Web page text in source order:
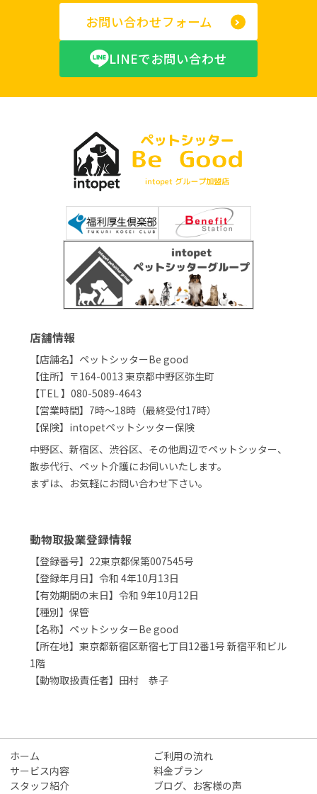
お問い合わせフォーム
LINEでお問い合わせ
店舗情報
【店舗名】ペットシッターBe good
【住所】〒164-0013 東京都中野区弥生町
【TEL 】080-5089-4643
【営業時間】7時〜18時（最終受付17時）
【保険】intopetペットシッター保険
中野区、新宿区、渋谷区、その他周辺でペットシッター、
散歩代行、ペット介護にお伺いいたします。
まずは、お気軽にお問い合わせ下さい。
動物取扱業登録情報
【登録番号】22東京都保第007545号
【登録年月日】令和 4年10月13日
【有効期間の末日】令和 9年10月12日
【種別】保管
【名称】ペットシッターBe good
【所在地】東京都新宿区新宿七丁目12番1号 新宿平和ビル
1階
【動物取扱責任者】田村 恭子
ホーム
ご利用の流れ
サービス内容
料金プラン
スタッフ紹介
ブログ、お客様の声